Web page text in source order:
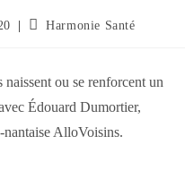
PostHarmonie Santé
ou se renforcent un
Édouard Dumortier,
nantaise AlloVoisins.